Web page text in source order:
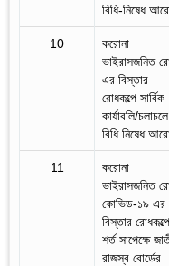
বিধি-নিষেধ
10
করোনা
ভাইরাসজনিত
এর বিস্তার
রোধকল্পে সার্বিক
কার্যাবলি/চলাচলে
বিধি নিষেধ
11
করোনা
ভাইরাসজনিত
কোভিড-১৯ এর
বিস্তার রোধকল্পে
শর্ত সাপেক্ষে
রাজস্ব বোর্ডের